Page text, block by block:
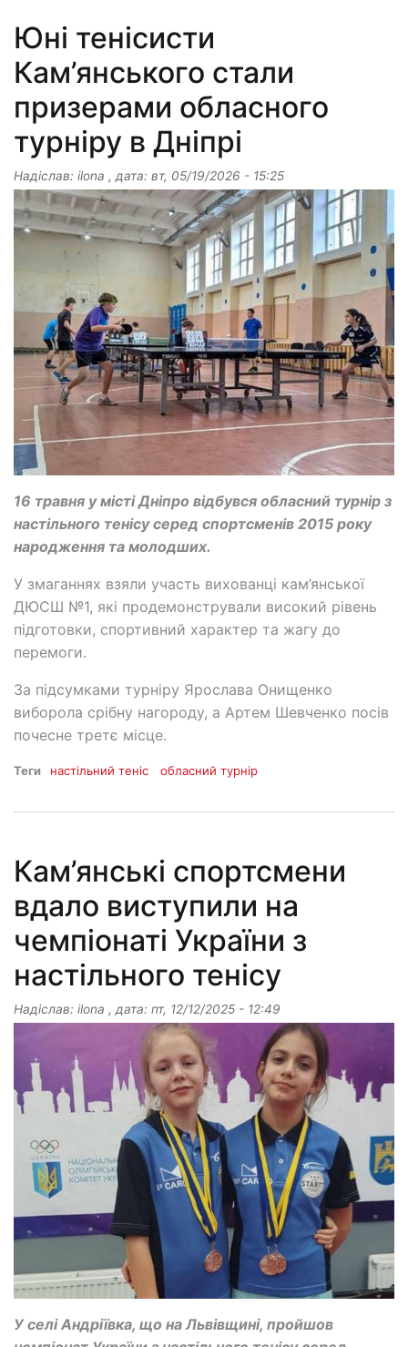
Юні тенісисти
Кам’янського стали
призерами обласного
турніру в Дніпрі
Надіслав: ilona , дата: вт, 05/19/2026 - 15:25
16 травня у місті Дніпро відбувся обласний турнір з
настільного тенісу серед спортсменів 2015 року
народження та молодших.
У змаганнях взяли участь вихованці кам’янської
ДЮСШ №1, які продемонстрували високий рівень
підготовки, спортивний характер та жагу до
перемоги.
За підсумками турніру Ярослава Онищенко
виборола срібну нагороду, а Артем Шевченко посів
почесне третє місце.
Теги настільний теніс обласний турнір
Кам’янські спортсмени
вдало виступили на
чемпіонаті України з
настільного тенісу
Надіслав: ilona , дата: пт, 12/12/2025 - 12:49
У селі Андріївка, що на Львівщині, пройшов